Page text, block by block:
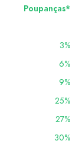
Poupanças*
3%
6%
9%
25%
27%
30%